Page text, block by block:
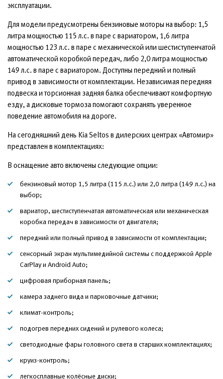
эксплуатации.
Для модели предусмотрены бензиновые моторы на выбор: 1,5
литра мощностью 115 л.с. в паре с вариатором, 1,6 литра
мощностью 123 л.с. в паре с механической или шестиступенчатой
автоматической коробкой передач, либо 2,0 литра мощностью
149 л.с. в паре с вариатором. Доступны передний и полный
привод в зависимости от комплектации. Независимая передняя
подвеска и торсионная задняя балка обеспечивают комфортную
езду, а дисковые тормоза помогают сохранять уверенное
поведение автомобиля на дороге.
На сегодняшний день Kia Seltos в дилерских центрах «Автомир»
представлен в комплектациях:
В оснащение авто включены следующие опции:
бензиновый мотор 1,5 литра (115 л.с.) или 2,0 литра (149 л.с.) на
выбор;
вариатор, шестиступенчатая автоматическая или механическая
коробка передач в зависимости от двигателя;
передний или полный привод в зависимости от комплектации;
сенсорный экран мультимедийной системы с поддержкой Apple
CarPlay и Android Auto;
цифровая приборная панель;
камера заднего вида и парковочные датчики;
климат-контроль;
подогрев передних сидений и рулевого колеса;
светодиодные фары головного света в старших комплектациях;
круиз-контроль;
легкосплавные колёсные диски;